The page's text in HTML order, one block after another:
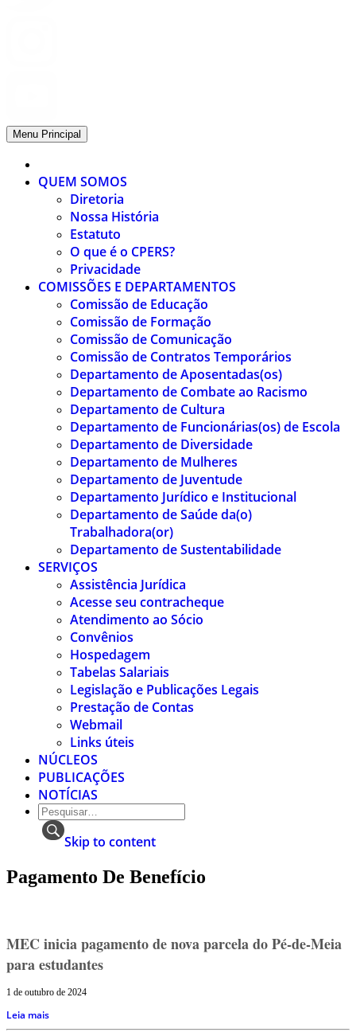
Menu Principal
QUEM SOMOS
Diretoria
Nossa História
Estatuto
O que é o CPERS?
Privacidade
COMISSÕES E DEPARTAMENTOS
Comissão de Educação
Comissão de Formação
Comissão de Comunicação
Comissão de Contratos Temporários
Departamento de Aposentadas(os)
Departamento de Combate ao Racismo
Departamento de Cultura
Departamento de Funcionárias(os) de Escola
Departamento de Diversidade
Departamento de Mulheres
Departamento de Juventude
Departamento Jurídico e Institucional
Departamento de Saúde da(o)
Trabalhadora(or)
Departamento de Sustentabilidade
SERVIÇOS
Assistência Jurídica
Acesse seu contracheque
Atendimento ao Sócio
Convênios
Hospedagem
Tabelas Salariais
Legislação e Publicações Legais
Prestação de Contas
Webmail
Links úteis
NÚCLEOS
PUBLICAÇÕES
NOTÍCIAS
Skip to content
Pagamento De Benefício
MEC inicia pagamento de nova parcela do Pé-de-Meia
para estudantes
1 de outubro de 2024
Leia mais